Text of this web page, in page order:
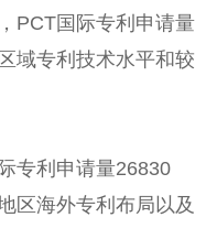
PCT国际专利申请量
域专利技术水平和较
利申请量26830
区海外专利布局以及